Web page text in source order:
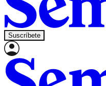
Suscríbete